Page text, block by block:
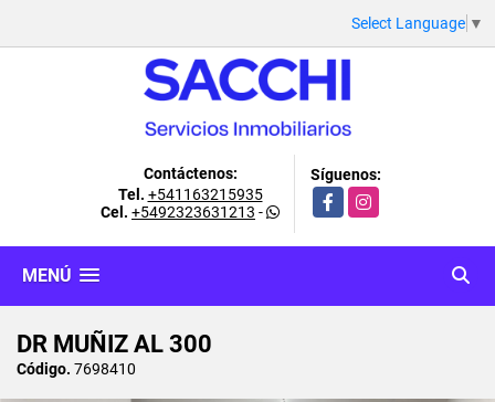
Select Language ▼
Contáctenos:
Tel. +541163215935
Cel. +5492323631213 -
Síguenos:
FacebookInstagram
MENÚ
DR MUÑIZ AL 300
Código. 7698410